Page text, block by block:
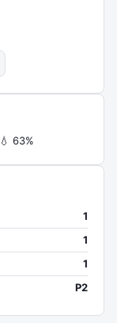
💧 63%
1
1
1
P2